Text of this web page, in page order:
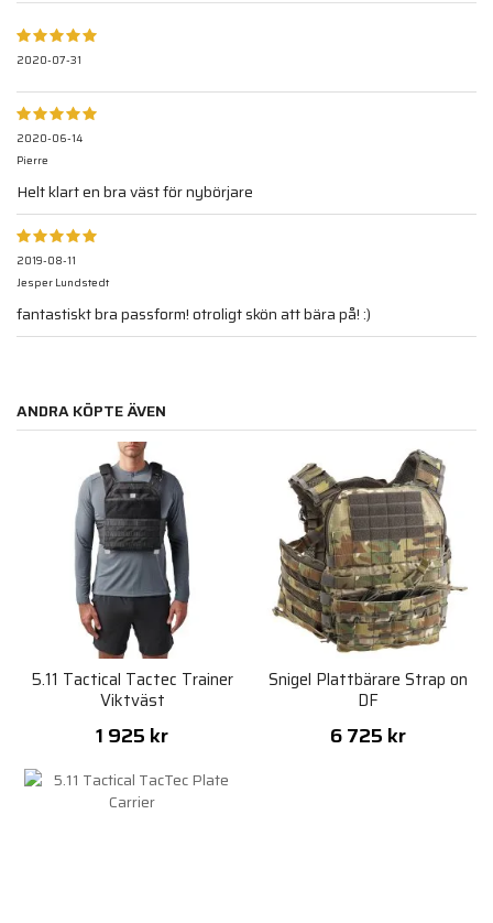
2020-07-31
2020-06-14
Pierre
Helt klart en bra väst för nybörjare
2019-08-11
Jesper Lundstedt
fantastiskt bra passform! otroligt skön att bära på! :)
ANDRA KÖPTE ÄVEN
5.11 Tactical Tactec Trainer
Viktväst
1 925 kr
Snigel Plattbärare Strap on
DF
6 725 kr